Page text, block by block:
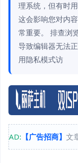
理系统，但有时
这会影响您对内
常重要。 排查浏
导致编辑器无法
用隐私模式访
AD: 【广告招商】 文